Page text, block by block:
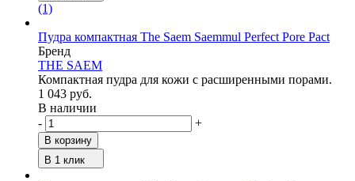
(1)
Пудра компактная The Saem Saemmul Perfect Pore Pact
Бренд
THE SAEM
Компактная пудра для кожи с расширенными порами.
1 043 руб.
В наличии
-
+
В корзину
В 1 клик